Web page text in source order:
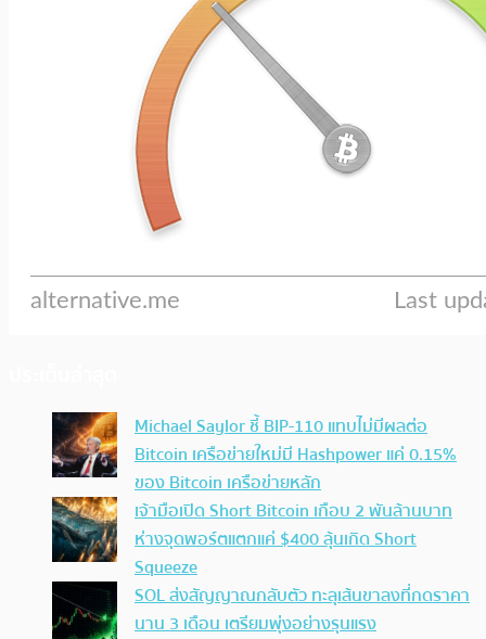
Michael Saylor ชี้ BIP-110 แทบไม่มีผลต่อ
Bitcoin เครือข่ายใหม่มี Hashpower แค่ 0.15%
ของ Bitcoin เครือข่ายหลัก
เจ้ามือเปิด Short Bitcoin เกือบ 2 พันล้านบาท
ห่างจุดพอร์ตแตกแค่ $400 ลุ้นเกิด Short
Squeeze
SOL ส่งสัญญาณกลับตัว ทะลุเส้นขาลงที่กดราคา
นาน 3 เดือน เตรียมพุ่งอย่างรุนแรง